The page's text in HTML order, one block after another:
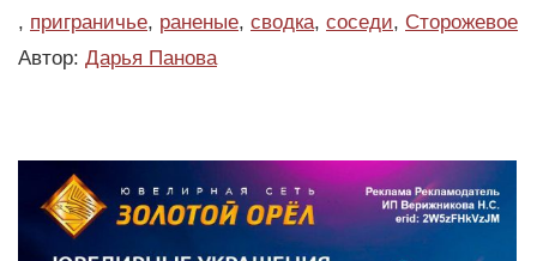
, приграничье, раненые, сводка, соседи, Сторожевое
Автор: Дарья Панова